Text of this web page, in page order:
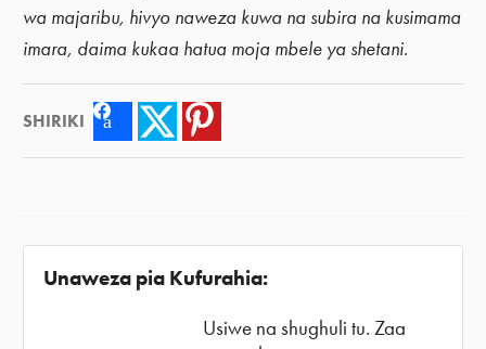
wa majaribu, hivyo naweza kuwa na subira na kusimama
imara, daima kukaa hatua moja mbele ya shetani.
SHIRIKI FacebookTwitter
Unaweza pia Kufurahia:
Usiwe na shughuli tu. Zaa